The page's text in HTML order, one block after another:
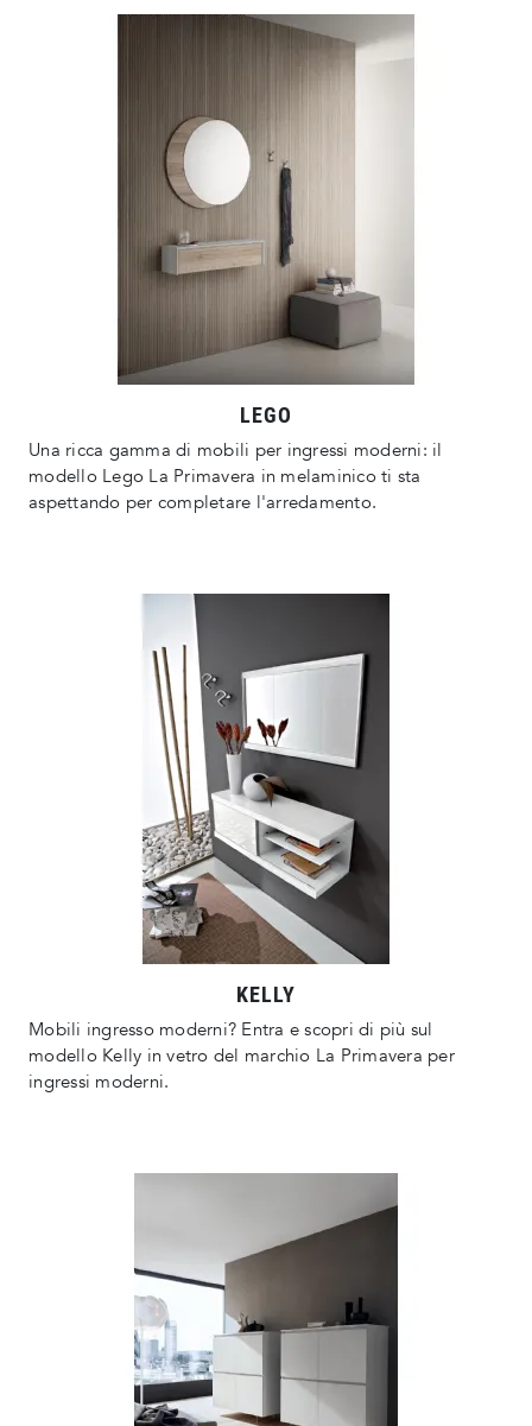
LEGO
Una ricca gamma di mobili per ingressi moderni: il
modello Lego La Primavera in melaminico ti sta
aspettando per completare l'arredamento.
KELLY
Mobili ingresso moderni? Entra e scopri di più sul
modello Kelly in vetro del marchio La Primavera per
ingressi moderni.